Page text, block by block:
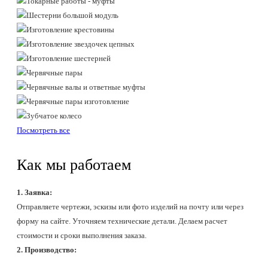
Посмотреть все
Как мы работаем
1. Заявка:
Отправляете чертежи, эскизы или фото изделий на почту или через
форму на сайте. Уточняем технические детали. Делаем расчет
стоимости и сроки выполнения заказа.
2. Производство: